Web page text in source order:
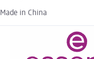
Made in China